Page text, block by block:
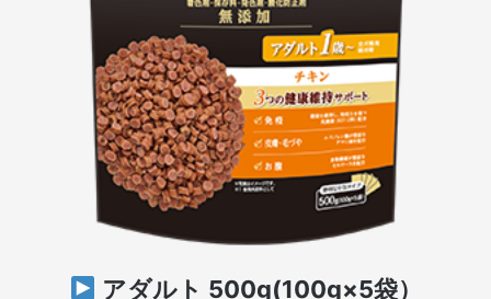
アダルト 500g(100g×5袋）